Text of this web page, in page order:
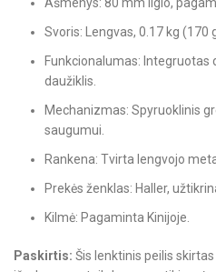
Svoris: Lengvas, 0.17 kg (170
Funkcionalumas: Integruotas
daužiklis.
Mechanizmas: Spyruoklinis
saugumui.
Rankena: Tvirta lengvojo
Prekės ženklas: Haller,
Kilmė: Pagaminta Kinijoje.
Paskirtis: Šis lenktinis peilis